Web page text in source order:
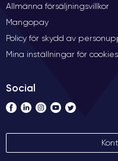
Allmänna försäljningsvillkor
Mangopay
Policy för skydd av
Mina inställningar för cookies
Social